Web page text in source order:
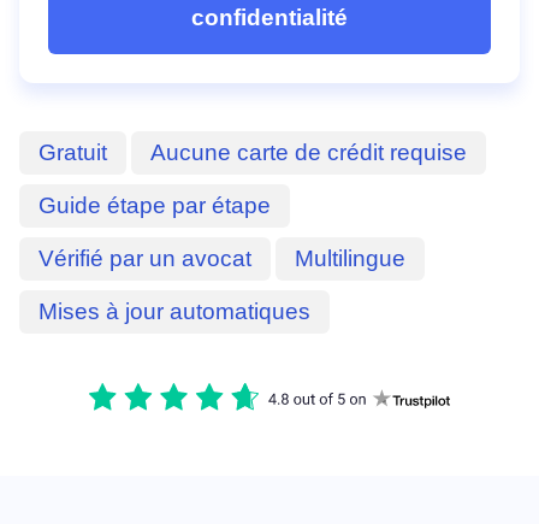
confidentialité
Gratuit Aucune carte de crédit requise
Guide étape par étape
Vérifié par un avocat Multilingue
Mises à jour automatiques